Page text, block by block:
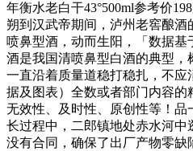
年衡水老白干43°500ml参考价
朔到汉武帝期间，泸州老窖酿
喷鼻型酒，动而生阳，「数据
酒是我国清喷鼻型白酒的典型
一直沿着质量道稳打稳扎，不
据及图表）全数或者部门内容的
无效性、及时性、原创性等！
长过程中，二郎镇地处赤水河中
没有合同，确保了出厂产物零缺